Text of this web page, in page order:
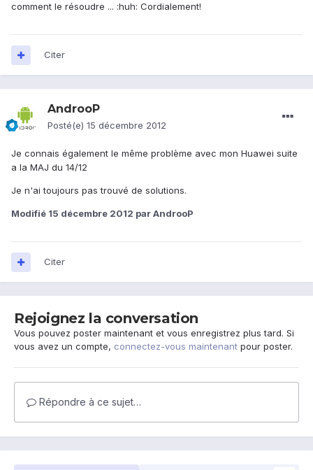
comment le résoudre ... :huh: Cordialement!
Citer
AndrooP
Posté(e) 15 décembre 2012
Je connais également le même problème avec mon Huawei suite
a la MAJ du 14/12
Je n'ai toujours pas trouvé de solutions.
Modifié 15 décembre 2012 par AndrooP
Citer
Rejoignez la conversation
Vous pouvez poster maintenant et vous enregistrez plus tard. Si
vous avez un compte, connectez-vous maintenant pour poster.
Répondre à ce sujet…